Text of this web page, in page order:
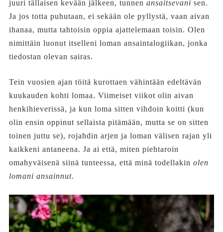
juuri tällaisen kevään jälkeen, tunnen ansaitsevani sen.
Ja jos totta puhutaan, ei sekään ole pyllystä, vaan aivan
ihanaa, mutta tahtoisin oppia ajattelemaan toisin. Olen
nimittäin luonut itselleni loman ansaintalogiikan, jonka
tiedostan olevan sairas.
Tein vuosien ajan töitä kurottaen vähintään edeltävän
kuukauden kohti lomaa. Viimeiset viikot olin aivan
henkihieverissä, ja kun loma sitten vihdoin koitti (kun
olin ensin oppinut sellaista pitämään, mutta se on sitten
toinen juttu se), rojahdin arjen ja loman välisen rajan yli
kaikkeni antaneena. Ja ai että, miten piehtaroin
omahyväisenä siinä tunteessa, että minä todellakin olen
lomani ansainnut.